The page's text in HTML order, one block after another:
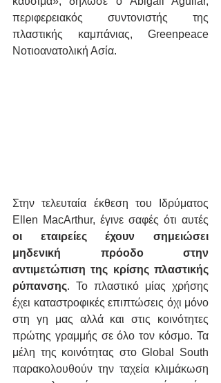
περιφερειακός συντονιστής της
πλαστικής καμπάνιας, Greenpeace
Νοτιοανατολική Ασία.
Στην τελευταία έκθεση του Ιδρύματος
οι εταιρείες έχουν σημειώσει
μηδενική πρόοδο στην
αντιμετώπιση της κρίσης πλαστικής
ρύπανσης. Το πλαστικό μίας χρήσης
έχει καταστροφικές επιπτώσεις όχι μόνο
στη γη μας αλλά και στις κοινότητες
πρώτης γραμμής σε όλο τον κόσμο. Τα
μέλη της κοινότητας στο Global South
παρακολουθούν την ταχεία κλιμάκωση